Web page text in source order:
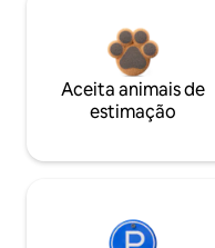
Aceita animais de
estimação